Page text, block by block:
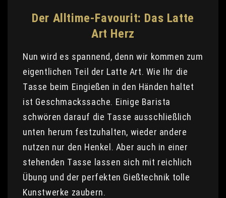
Der Alltime-Favourit: Das Latte
Art Herz
Nun wird es spannend, denn wir kommen zum
eigentlichen Teil der Latte Art. Wie Ihr die
Tasse beim Eingießen in den Händen haltet
ist Geschmackssache. Einige Barista
schwören darauf die Tasse ausschließlich
unten herum festzuhalten, wieder andere
nutzen nur den Henkel. Aber auch in einer
stehenden Tasse lassen sich mit reichlich
Übung und der perfekten Gießtechnik tolle
Kunstwerke zaubern.